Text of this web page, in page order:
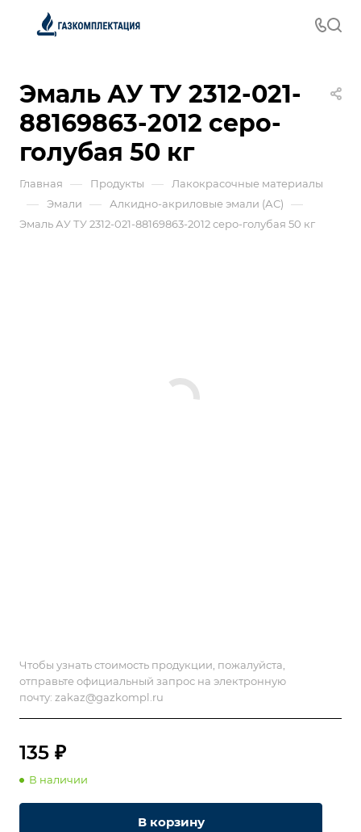
Эмаль АУ ТУ 2312-021-
88169863-2012 серо-
голубая 50 кг
Главная — Продукты — Лакокрасочные материалы
— Эмали — Алкидно-акриловые эмали (АС) —
Эмаль АУ ТУ 2312-021-88169863-2012 серо-голубая 50 кг
Чтобы узнать стоимость продукции, пожалуйста,
отправьте официальный запрос на электронную
почту: zakaz@gazkompl.ru
135 ₽
В наличии
В корзину